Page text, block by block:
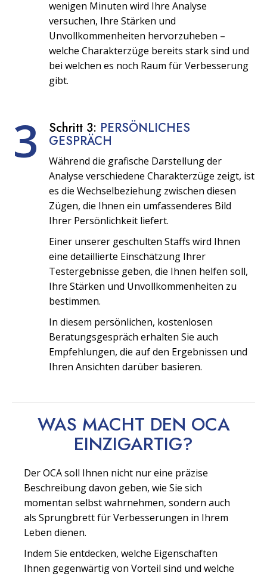
wenigen Minuten wird Ihre Analyse
versuchen, Ihre Stärken und
Unvollkommenheiten hervorzuheben –
welche Charakterzüge bereits stark sind und
bei welchen es noch Raum für Verbesserung
gibt.
3 Schritt 3: PERSÖNLICHES
GESPRÄCH
Während die grafische Darstellung der
Analyse verschiedene Charakterzüge zeigt, ist
es die Wechselbeziehung zwischen diesen
Zügen, die Ihnen ein umfassenderes Bild
Ihrer Persönlichkeit liefert.
Einer unserer geschulten Staffs wird Ihnen
eine detaillierte Einschätzung Ihrer
Testergebnisse geben, die Ihnen helfen soll,
Ihre Stärken und Unvollkommenheiten zu
bestimmen.
In diesem persönlichen, kostenlosen
Beratungsgespräch erhalten Sie auch
Empfehlungen, die auf den Ergebnissen und
Ihren Ansichten darüber basieren.
WAS MACHT DEN OCA
EINZIGARTIG?
Der OCA soll Ihnen nicht nur eine präzise
Beschreibung davon geben, wie Sie sich
momentan selbst wahrnehmen, sondern auch
als Sprungbrett für Verbesserungen in Ihrem
Leben dienen.
Indem Sie entdecken, welche Eigenschaften
Ihnen gegenwärtig von Vorteil sind und welche